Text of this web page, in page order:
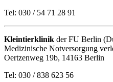
Tel: 030 / 54 71 28 91
Kleintierklinik der FU Berlin
Medizinische Notversorgung
Oertzenweg 19b, 14163 Berlin
Tel: 030 / 838 623 56